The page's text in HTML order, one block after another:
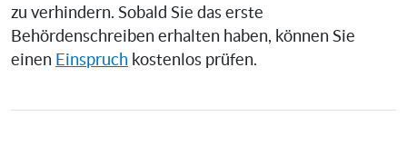
zu verhindern. Sobald Sie das erste
Behördenschreiben erhalten haben, können Sie
einen Einspruch kostenlos prüfen.